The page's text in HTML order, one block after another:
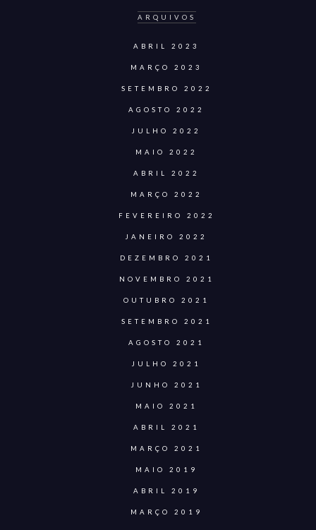
ARQUIVOS
ABRIL 2023
MARÇO 2023
SETEMBRO 2022
AGOSTO 2022
JULHO 2022
MAIO 2022
ABRIL 2022
MARÇO 2022
FEVEREIRO 2022
JANEIRO 2022
DEZEMBRO 2021
NOVEMBRO 2021
OUTUBRO 2021
SETEMBRO 2021
AGOSTO 2021
JULHO 2021
JUNHO 2021
MAIO 2021
ABRIL 2021
MARÇO 2021
MAIO 2019
ABRIL 2019
MARÇO 2019